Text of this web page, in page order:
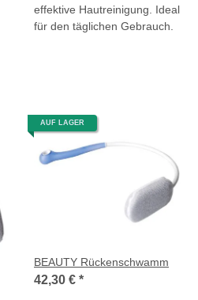
effektive Hautreinigung. Ideal
für den täglichen Gebrauch.
AUF LAGER
BEAUTY Rückenschwamm
42,30 € *